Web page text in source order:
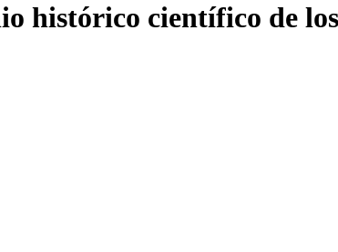
histórico científico de